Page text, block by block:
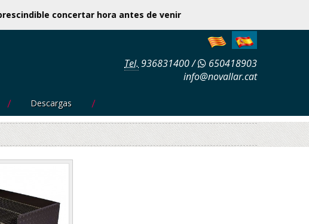
Imprescindible concertar hora antes de venir
Tel. 936831400/
650418903
info@novallar.cat
Descargas